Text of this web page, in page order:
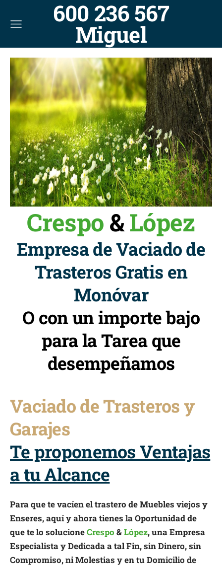
600 236 567
Miguel
Crespo &López
Empresa de Vaciado de
Trasteros Gratis en
Monóvar
O con un importe bajo
para la Tarea que
desempeñamos
Vaciado de Trasteros y
Garajes
Te proponemos Ventajas
a tu Alcance
Para que te vacíen el trastero de Muebles viejos y
Enseres, aquí y ahora tienes la Oportunidad de
que te lo solucioneCrespo &López, una Empresa
Especialista y Dedicada a tal Fin, sin Dinero, sin
Compromiso, ni Molestias y en tu Domicilio de